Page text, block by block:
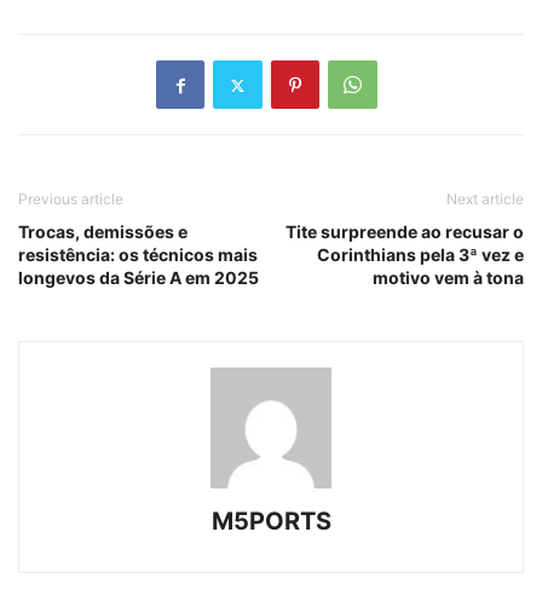
Previous article
Trocas, demissões e
resistência: os técnicos mais
longevos da Série A em 2025
Next article
Tite surpreende ao recusar o
Corinthians pela 3ª vez e
motivo vem à tona
M5PORTS